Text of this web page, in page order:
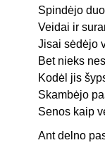
Spindėjo
Veidai ir
Jisai sėdėjo
Bet nieks
Kodėl jis
Skambėjo
Senos kaip
Ant delno